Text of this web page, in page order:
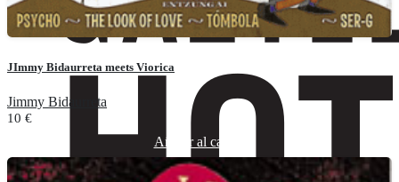
JImmy Bidaurreta meets Viorica
Jimmy Bidaurreta
10 €
Añadir al carrito